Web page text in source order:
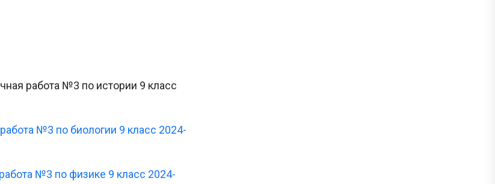
работа №3 по истории 9 класс
№3 по биологии 9 класс 2024-
№3 по физике 9 класс 2024-